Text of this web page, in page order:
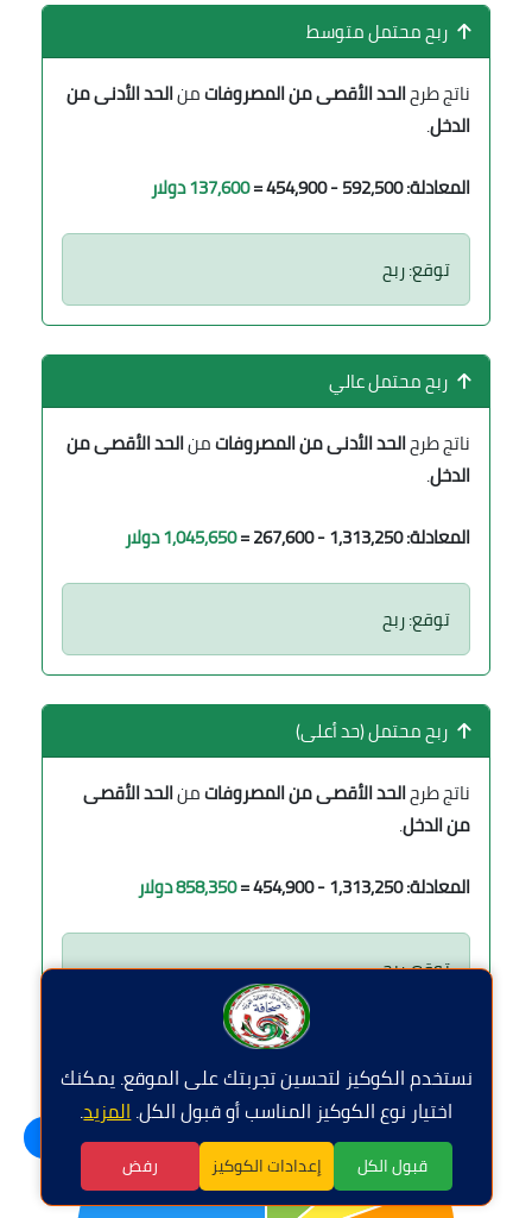
نستخدم الكوكيز لتحسين تجربتك على الموقع. يمكنك
اختيار نوع الكوكيز المناسب أو قبول الكل.المزيد.
قبول الكل إعدادات الكوكيز رفض
ربح محتمل متوسط
ناتج طرحالحد الأقصى من المصروفاتمنالحد الأدنى من
الدخل.
المعادلة: 592,500 - 454,900 =
137,600 دولار
توقع: ربح
ربح محتمل عالي
ناتج طرحالحد الأدنى من المصروفاتمنالحد الأقصى من
الدخل.
المعادلة: 1,313,250 - 267,600 =
1,045,650 دولار
توقع: ربح
ربح محتمل (حد أعلى)
ناتج طرحالحد الأقصى من المصروفاتمنالحد الأقصى
من الدخل.
المعادلة: 1,313,250 - 454,900 =
858,350 دولار
توقع: ربح
اللغة | Langue